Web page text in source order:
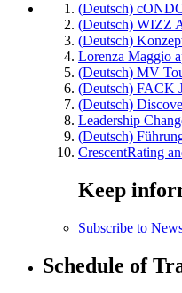
(Deutsch)
(Deutsch) WIZZ
(Deutsch)
Lorenza Maggio
(Deutsch) MV
(Deutsch) FACK
(Deutsch)
Leadership
(Deutsch)
CrescentRating
Keep
Subscribe to
Schedule of